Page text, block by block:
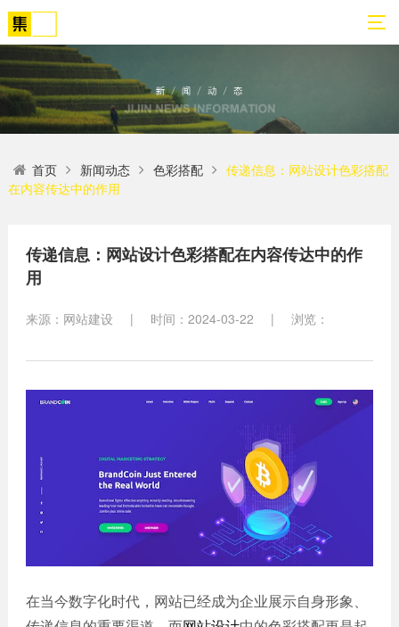
01
关
于
们
司
介
的
客
02
网
站
划
论
03
解
案
网站
小程
发
定制
APP
开发
服务
网站
生物
04
营
化
05
案
示
建设
医疗
培训
政府
单位
机械
制造
能源
IT科
06
新
态
设
站
设
序
首页 新闻动态 色彩搭配
传递信息：网站设计色彩搭配
在内容传达中的作用
传递信息：网站设计色彩搭配在内容传达中的作
用
来源：网站建设 | 时间：2024-03-22 | 浏览：
在当今数字化时代，网站已经成为企业展示自身形象、